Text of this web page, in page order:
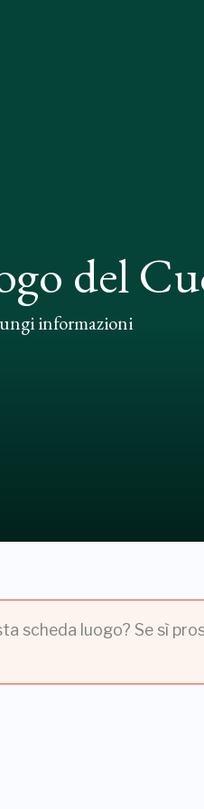
del
informazioni
scheda luogo? Se sì